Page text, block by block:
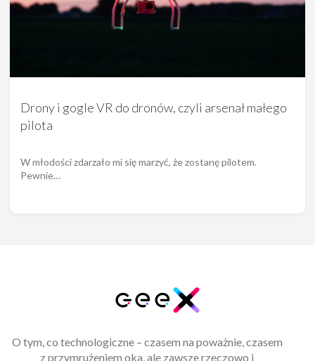
Drony i gogle VR do dronów, czyli arsenał małego
pilota
W młodości zdarzało mi się marzyć, że zostanę pilotem.
Pewnie…
O tym, co technologiczne – czasem na poważnie, czasem
z przymrużeniem oka, ale zawsze rzeczowo i